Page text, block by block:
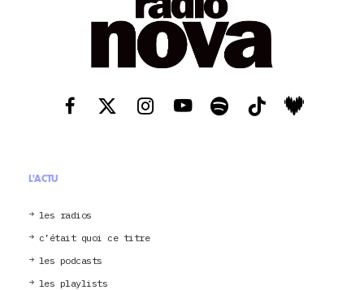
L'ACTU
les radios
c’était quoi ce titre
les podcasts
les playlists